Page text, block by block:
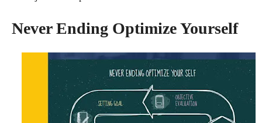
Never Ending Optimize Yourself